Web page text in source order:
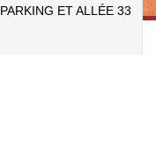
PARKING ET ALLÉE 33